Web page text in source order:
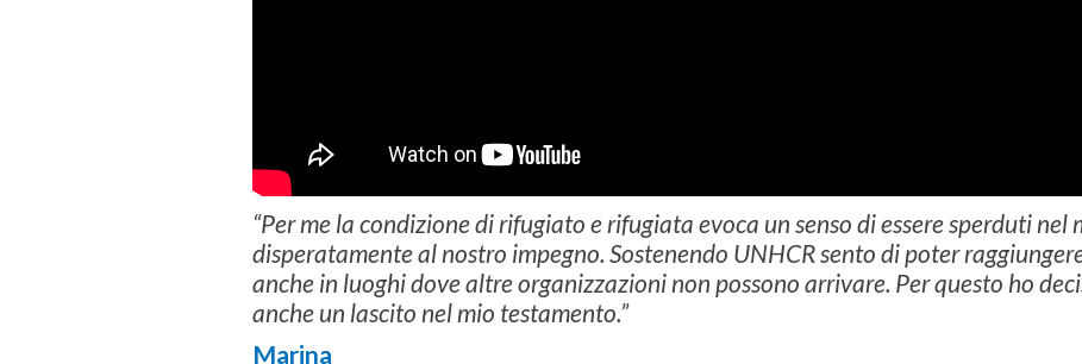
“Per me la condizione di rifugiato e rifugiata evoca un senso di essere sperduti nel
disperatamente al nostro impegno. Sostenendo UNHCR sento di poter
anche in luoghi dove altre organizzazioni non possono arrivare. Per questo ho
anche un lascito nel mio testamento.”
Marina